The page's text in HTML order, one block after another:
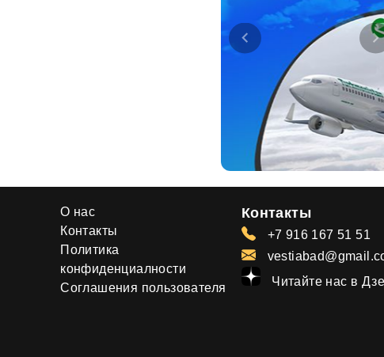
О нас
Контакты
Политика
конфиденциалности
Соглашения пользователя
Контакты
+7 916 167 51 51
Читайте нас в